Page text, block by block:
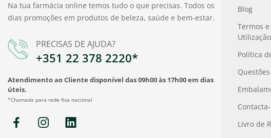
Na tua farmácia online temos tudo o que precisas. Todos os
dias promoções em produtos de beleza, saúde e bem-estar.
PRECISAS DE AJUDA?
+351 22 378 2220*
Atendimento ao Cliente disponível das 09h00 às 17h00 em dias
úteis.
*Chamada para rede fixa nacional
Blog
Termos
Utilização
Política
Livro de